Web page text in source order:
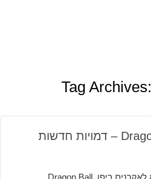
Tag Archives:
Dragon Ball Xenoverse 2 – דמויות חדשות
רגע אחרי שהסרט Broly יצא לאקרנים ביפן, Dragon Ball